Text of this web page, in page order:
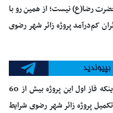
رضا(ع) نیست؛ از همین رو با
کم‌درآمد پروژه زائر شهر رضوی
عضو شورای عالی حوزه علمیه خراسان با بیان اینکه فاز اول این پروژه بیش از 60
پروژه زائر شهر رضوی شرایط